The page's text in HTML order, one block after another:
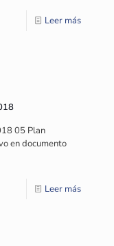
Leer más
05 Plan
en documento
Leer más